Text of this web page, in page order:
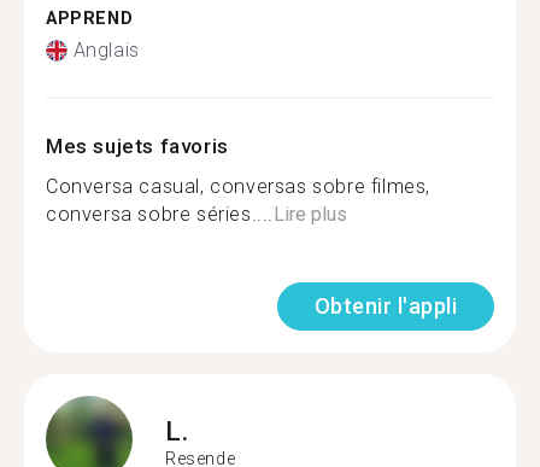
APPREND
Anglais
Mes sujets favoris
Conversa casual, conversas sobre filmes,
conversa sobre séries....Lire plus
Obtenir l'appli
L.
Resende